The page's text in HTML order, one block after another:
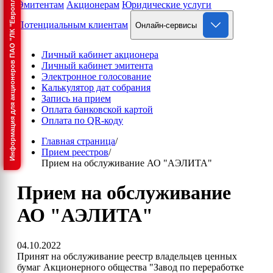
Информация для акционеров ПАО "ЛК "Европлан" Эмитентам Акционерам Юридические услуги
Потенциальным клиентам
Онлайн-сервисы
Личный кабинет акционера
Личный кабинет эмитента
Электронное голосование
Калькулятор дат собрания
Запись на прием
Оплата банковской картой
Оплата по QR-коду
Главная страница/
Прием реестров/
Прием на обслуживание АО "АЭЛИТА"
Прием на обслуживание
АО "АЭЛИТА"
04.10.2022
Принят на обслуживание реестр владельцев ценных
бумаг Акционерного общества "Завод по переработке